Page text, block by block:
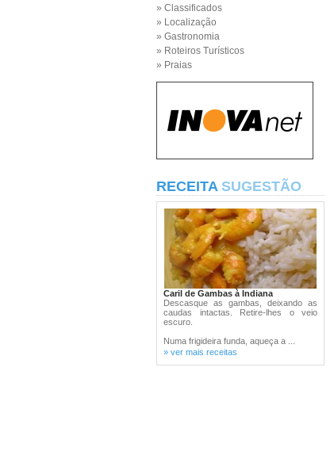
» Classificados
» Localização
» Gastronomia
» Roteiros Turísticos
» Praias
RECEITA SUGESTÃO
Caril de Gambas à Indiana
Descasque as gambas, deixando as
caudas intactas. Retire-lhes o veio
escuro.
Numa frigideira funda, aqueça a ...
» ver mais receitas